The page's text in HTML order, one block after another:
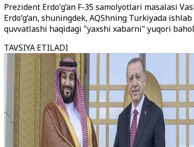
Prezident Erdo‘g‘an F-35 samolyotlari
Erdo‘g‘an, shuningdek, AQShning Turkiyada
quvvatlashi haqidagi "yaxshi xabarni" yuqori
TAVSIYA ETILADI